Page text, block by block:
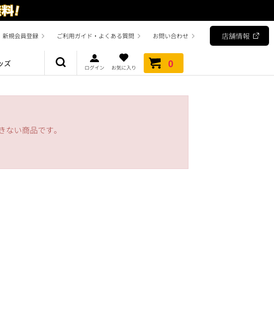
新規会員登録 ご利用ガイド・よくある質問 お問い合わせ 店舗情報
ズ ログイン お気に入り 0
い商品です。